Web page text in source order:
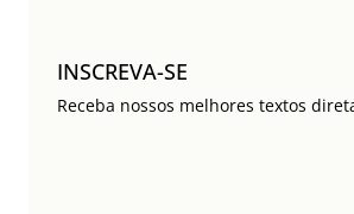
INSCREVA-SE
Receba nossos melhores textos